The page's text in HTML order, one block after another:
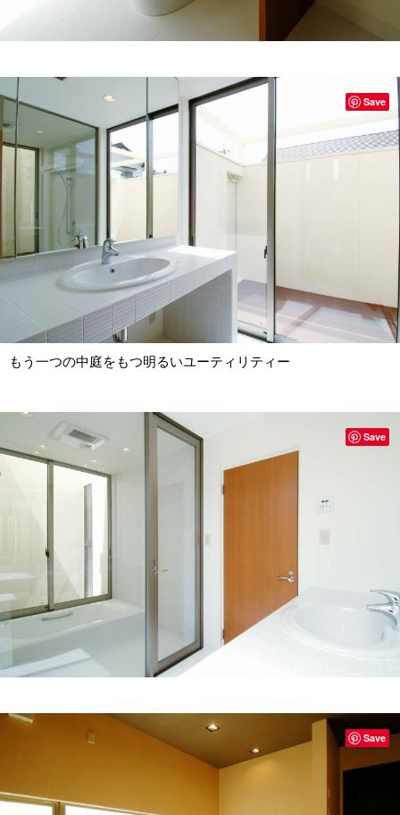
もう一つの中庭をもつ明るいユーティリティー
Save
Save
Save